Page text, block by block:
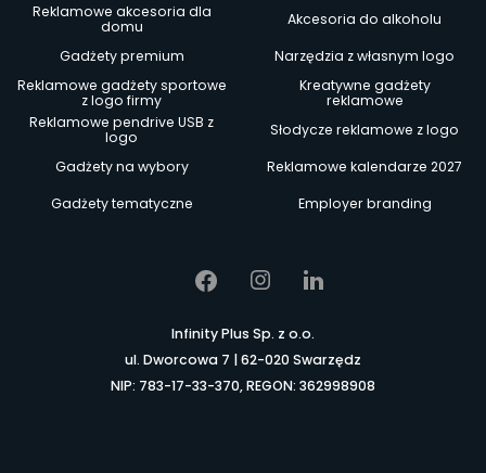
Reklamowe akcesoria dla
domu
Akcesoria do alkoholu
Gadżety premium
Narzędzia z własnym logo
Reklamowe gadżety sportowe
z logo firmy
Kreatywne gadżety
reklamowe
Reklamowe pendrive USB z
logo
Słodycze reklamowe z logo
Gadżety na wybory
Reklamowe kalendarze 2027
Gadżety tematyczne
Employer branding
Infinity Plus Sp. z o.o.
ul. Dworcowa 7 | 62-020 Swarzędz
NIP: 783-17-33-370, REGON: 362998908